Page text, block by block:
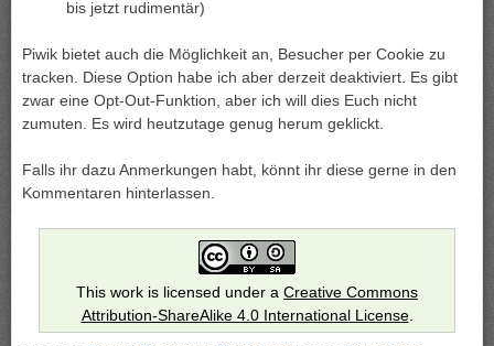
bis jetzt rudimentär)
Piwik bietet auch die Möglichkeit an, Besucher per Cookie zu
tracken. Diese Option habe ich aber derzeit deaktiviert. Es gibt
zwar eine Opt-Out-Funktion, aber ich will dies Euch nicht
zumuten. Es wird heutzutage genug herum geklickt.
Falls ihr dazu Anmerkungen habt, könnt ihr diese gerne in den
Kommentaren hinterlassen.
This work is licensed under a Creative Commons
Attribution-ShareAlike 4.0 International License.